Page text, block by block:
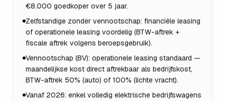
€8.000 goedkoper over 5 jaar.
Zelfstandige zonder vennootschap: financiële leasing
of operationele leasing voordelig (BTW-aftrek +
fiscale aftrek volgens beroepsgebruik).
Vennootschap (BV): operationele leasing standaard —
maandelijkse kost direct aftrekbaar als bedrijfskost,
BTW-aftrek 50% (auto) of 100% (lichte vracht).
Vanaf 2026: enkel volledig elektrische bedrijfswagens